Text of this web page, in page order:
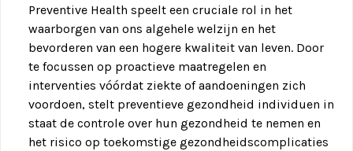
Preventive Health speelt een cruciale rol in het
waarborgen van ons algehele welzijn en het
bevorderen van een hogere kwaliteit van leven. Door
te focussen op proactieve maatregelen en
interventies vóórdat ziekte of aandoeningen zich
voordoen, stelt preventieve gezondheid individuen in
staat de controle over hun gezondheid te nemen en
het risico op toekomstige gezondheidscomplicaties